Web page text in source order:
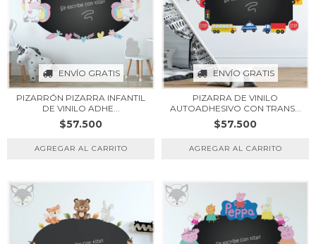
ENVÍO GRATIS
PIZARRÓN PIZARRA INFANTIL
DE VINILO ADHE...
$57.500
ENVÍO GRATIS
PIZARRA DE VINILO
AUTOADHESIVO CON TRANS...
$57.500